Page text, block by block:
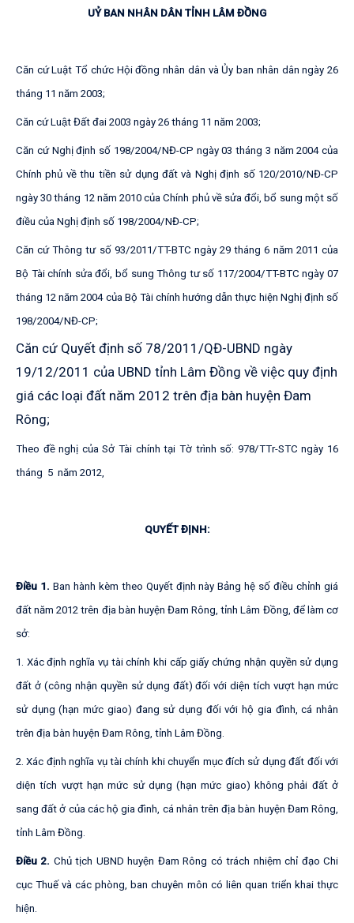
UỶ BAN NHÂN DÂN TỈNH LÂM ĐỒNG
Căn cứ Luật Tổ chức Hội đồng nhân dân và Ủy ban nhân dân ngày 26
tháng 11 năm 2003;
Căn cứ Luật Đất đai 2003 ngày 26 tháng 11 năm 2003;
Căn cứ Nghị định số 198/2004/NĐ-CP ngày 03 tháng 3 năm 2004 của
Chính phủ về thu tiền sử dụng đất và Nghị định số 120/2010/NĐ-CP
ngày 30 tháng 12 năm 2010 của Chính phủ về sửa đổi, bổ sung một số
điều của Nghị định số 198/2004/NĐ-CP;
Căn cứ Thông tư số 93/2011/TT-BTC ngày 29 tháng 6 năm 2011 của
Bộ Tài chính sửa đổi, bổ sung Thông tư số 117/2004/TT-BTC ngày 07
tháng 12 năm 2004 của Bộ Tài chính hướng dẫn thực hiện Nghị định số
198/2004/NĐ-CP;
Căn cứ Quyết định số 78/2011/QĐ-UBND ngày
19/12/2011 của UBND tỉnh Lâm Đồng về việc quy định
giá các loại đất năm 2012 trên địa bàn huyện Đam
Rông;
Theo đề nghị của Sở Tài chính tại Tờ trình số: 978/TTr-STC ngày 16
tháng 5 năm 2012,
QUYẾT ĐỊNH:
Điều 1. Ban hành kèm theo Quyết định này Bảng hệ số điều chỉnh giá
đất năm 2012 trên địa bàn huyện Đam Rông, tỉnh Lâm Đồng, để làm cơ
sở:
1. Xác định nghĩa vụ tài chính khi cấp giấy chứng nhận quyền sử dụng
đất ở (công nhận quyền sử dụng đất) đối với diện tích vượt hạn mức
sử dụng (hạn mức giao) đang sử dụng đối với hộ gia đình, cá nhân
trên địa bàn huyện Đam Rông, tỉnh Lâm Đồng.
2. Xác định nghĩa vụ tài chính khi chuyển mục đích sử dụng đất đối với
diện tích vượt hạn mức sử dụng (hạn mức giao) không phải đất ở
sang đất ở của các hộ gia đình, cá nhân trên địa bàn huyện Đam Rông,
tỉnh Lâm Đồng.
Điều 2. Chủ tịch UBND huyện Đam Rông có trách nhiệm chỉ đạo Chi
cục Thuế và các phòng, ban chuyên môn có liên quan triển khai thực
hiện.